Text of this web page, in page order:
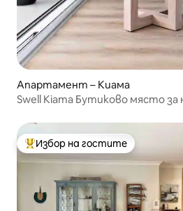
Апартамент – Киама
Swell Kiama Бутиково място за настаняване с изглед
Най-популярен избор на гостите
Избор на гостите